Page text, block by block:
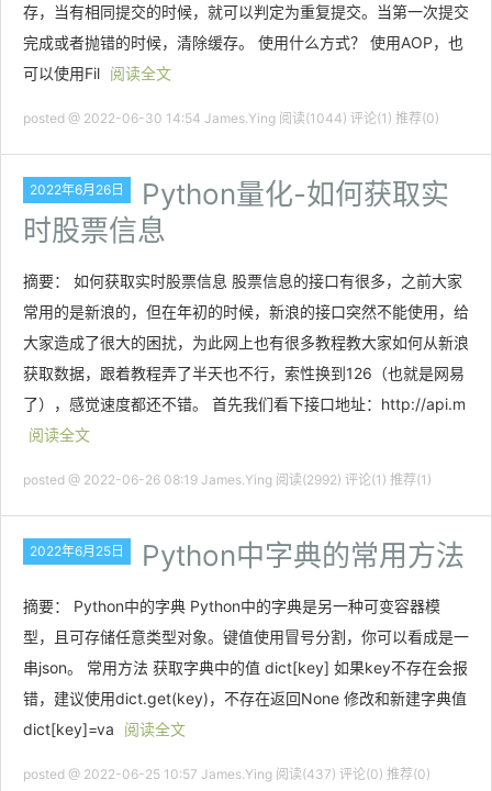
存，当有相同提交的时候，就可以判定为重复提交。当第一次提交
完成或者抛错的时候，清除缓存。 使用什么方式？ 使用AOP，也
可以使用Fil 阅读全文
posted @ 2022-06-30 14:54 James.Ying 阅读(1044) 评论(1) 推荐(0)
2022年6月26日
Python量化-如何获取实
时股票信息
摘要： 如何获取实时股票信息 股票信息的接口有很多，之前大家
常用的是新浪的，但在年初的时候，新浪的接口突然不能使用，给
大家造成了很大的困扰，为此网上也有很多教程教大家如何从新浪
获取数据，跟着教程弄了半天也不行，索性换到126（也就是网易
了），感觉速度都还不错。 首先我们看下接口地址：http://api.m
阅读全文
posted @ 2022-06-26 08:19 James.Ying 阅读(2992) 评论(1) 推荐(1)
2022年6月25日 Python中字典的常用方法
摘要： Python中的字典 Python中的字典是另一种可变容器模
型，且可存储任意类型对象。键值使用冒号分割，你可以看成是一
串json。 常用方法 获取字典中的值 dict[key] 如果key不存在会报
错，建议使用dict.get(key)，不存在返回None 修改和新建字典值
dict[key]=va
阅读全文
posted @ 2022-06-25 10:57 James.Ying 阅读(437) 评论(0) 推荐(0)